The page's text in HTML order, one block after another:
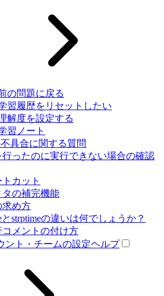
の問題に戻る
習履歴をリセットしたい
解度を設定する
習ノート
具合に関する質問
行ったのに実行できない場合の確認
カット
タの補完機能
求め方
とstrptimeの違いは何でしょうか？
コメントの付け方
ント・チームの設定ヘルプ